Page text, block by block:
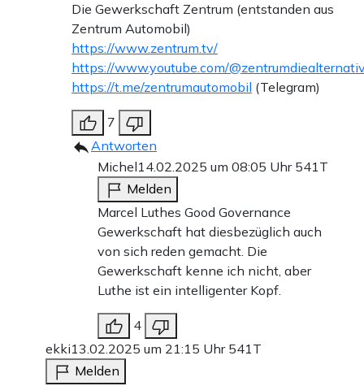
Die Gewerkschaft Zentrum (entstanden aus
Zentrum Automobil)
https://www.zentrum.tv/
https://www.youtube.com/
https://t.me/zentrumautomobil (Telegram)
7
Antworten
Michel14.02.2025 um 08:05 Uhr 541T
Melden
Marcel Luthes Good Governance
Gewerkschaft hat diesbezüglich auch
von sich reden gemacht. Die
Gewerkschaft kenne ich nicht, aber
Luthe ist ein intelligenter Kopf.
4
ekki13.02.2025 um 21:15 Uhr 541T
Melden